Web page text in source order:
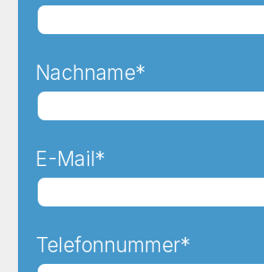
Nachname*
E-Mail*
Telefonnummer*